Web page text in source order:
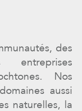
des
Nos
aussi
naturelles, la